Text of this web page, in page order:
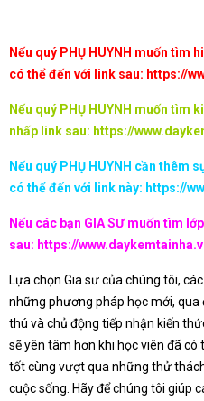
Nếu quý PHỤ HUYNH muốn tìm
có thể đến với link sau: https://
Nếu quý PHỤ HUYNH muốn tìm
nhấp link sau: https://
Nếu quý PHỤ HUYNH cần thêm
có thể đến với link này: https://
Nếu các bạn GIA SƯ muốn tìm
sau: https://
Lựa chọn Gia sư của chúng tôi,
những phương pháp học mới,
thú và chủ động tiếp nhận kiến
sẽ yên tâm hơn khi học viên đã
tốt cùng vượt qua những thử
cuộc sống. Hãy để chúng tôi giúp